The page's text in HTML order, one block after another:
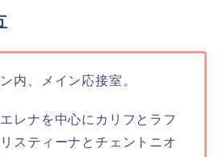
内、メイン応接室。
レナを中心にカリフとラフ
スティーナとチェントニオ